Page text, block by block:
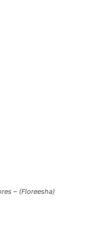
– (Floreesha)